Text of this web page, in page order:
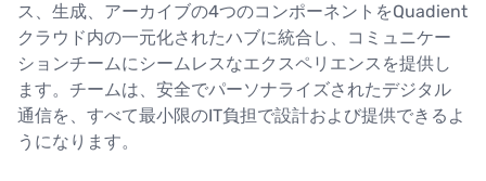
ス、生成、アーカイブの4つのコンポーネントをQuadient
クラウド内の一元化されたハブに統合し、コミュニケー
ションチームにシームレスなエクスペリエンスを提供し
ます。チームは、安全でパーソナライズされたデジタル
通信を、すべて最小限のIT負担で設計および提供できるよ
うになります。